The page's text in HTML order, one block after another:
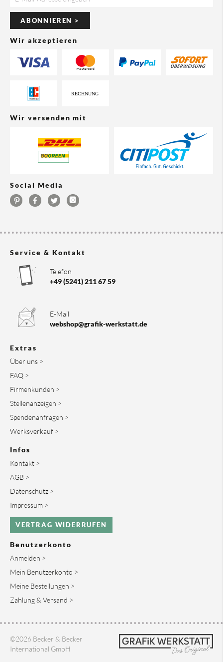
ABONNIEREN >
Wir akzeptieren
Wir versenden mit
Social Media
Service & Kontakt
Telefon
+49 (5241) 211 67 59
E-Mail
webshop@grafik-werkstatt.de
Extras
Über uns >
FAQ >
Firmenkunden >
Stellenanzeigen >
Spendenanfragen >
Werksverkauf >
Infos
Kontakt >
AGB >
Datenschutz >
Impressum >
VERTRAG WIDERRUFEN
Benutzerkonto
Anmelden >
Mein Benutzerkonto >
Meine Bestellungen >
Zahlung & Versand >
©2026 Becker & Becker
International GmbH